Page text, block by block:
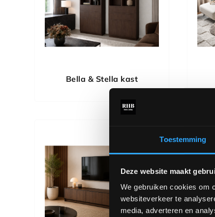
Toestemming
Deze website maakt
We gebruiken cookies om
websiteverkeer te
media, adverteren en
Bella & Stella kast